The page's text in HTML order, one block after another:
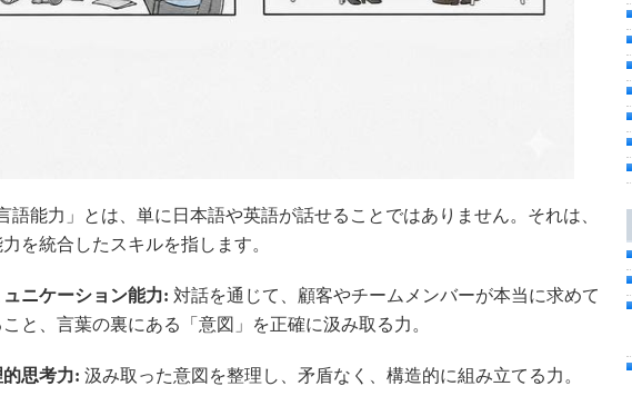
語能力」とは、単に日本語や英語が話せることではありません。それは、
を統合したスキルを指します。
ュニケーション能力: 対話を通じて、顧客やチームメンバーが本当に求めて
こと、言葉の裏にある「意図」を正確に汲み取る力。
思考力: 汲み取った意図を整理し、矛盾なく、構造的に組み立てる力。